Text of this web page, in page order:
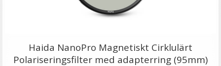
Haida NanoPro Magnetiskt Cirklulärt
Polariseringsfilter med adapterring (95mm)